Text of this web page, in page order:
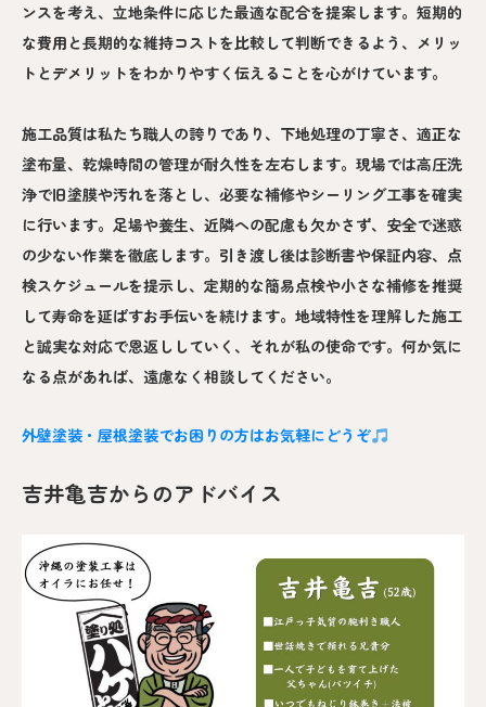
ンスを考え、立地条件に応じた最適な配合を提案します。短期的
な費用と長期的な維持コストを比較して判断できるよう、メリッ
トとデメリットをわかりやすく伝えることを心がけています。
施工品質は私たち職人の誇りであり、下地処理の丁寧さ、適正な
塗布量、乾燥時間の管理が耐久性を左右します。現場では高圧洗
浄で旧塗膜や汚れを落とし、必要な補修やシーリング工事を確実
に行います。足場や養生、近隣への配慮も欠かさず、安全で迷惑
の少ない作業を徹底します。引き渡し後は診断書や保証内容、点
検スケジュールを提示し、定期的な簡易点検や小さな補修を推奨
して寿命を延ばすお手伝いを続けます。地域特性を理解した施工
と誠実な対応で恩返ししていく、それが私の使命です。何か気に
なる点があれば、遠慮なく相談してください。
外壁塗装・屋根塗装でお困りの方はお気軽にどうぞ
吉井亀吉からのアドバイス